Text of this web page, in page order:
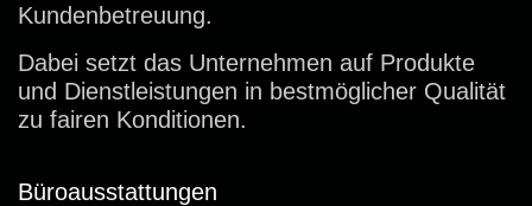
Kundenbetreuung.
Dabei setzt das Unternehmen auf Produkte
und Dienstleistungen in bestmöglicher Qualität
zu fairen Konditionen.
Büroausstattungen